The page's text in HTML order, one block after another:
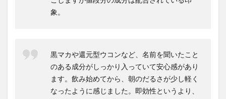
象。
黒マカや還元型ウコンなど、名前を聞いたこと
のある成分がしっかり入っていて安心感があり
ます。飲み始めてから、朝のだるさが少し軽く
なったように感じました。即効性というより、